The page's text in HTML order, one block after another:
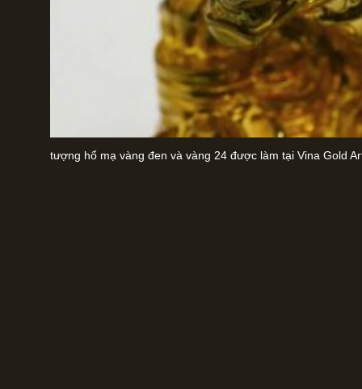
tượng hổ mạ vàng đen và vàng 24 được làm tại Vina Gold